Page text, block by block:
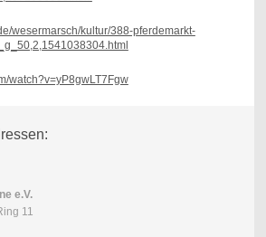
wesermarsch/kultur/388-pferdemarkt-
watch?v=yP8gwLT7Fgw
e.V.
11